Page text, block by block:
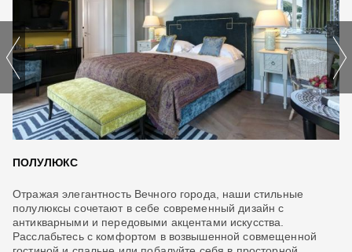
ПОЛУЛЮКС
Отражая элегантность Вечного города, наши стильные
полулюксы сочетают в себе современный дизайн с
антикварными и передовыми акцентами искусства.
Расслабьтесь с комфортом в возвышенной совмещенной